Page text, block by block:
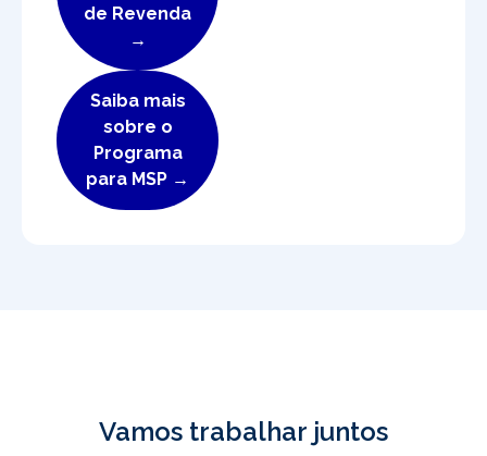
de Revenda
→
Saiba mais
sobre o
Programa
para MSP →
Vamos trabalhar juntos